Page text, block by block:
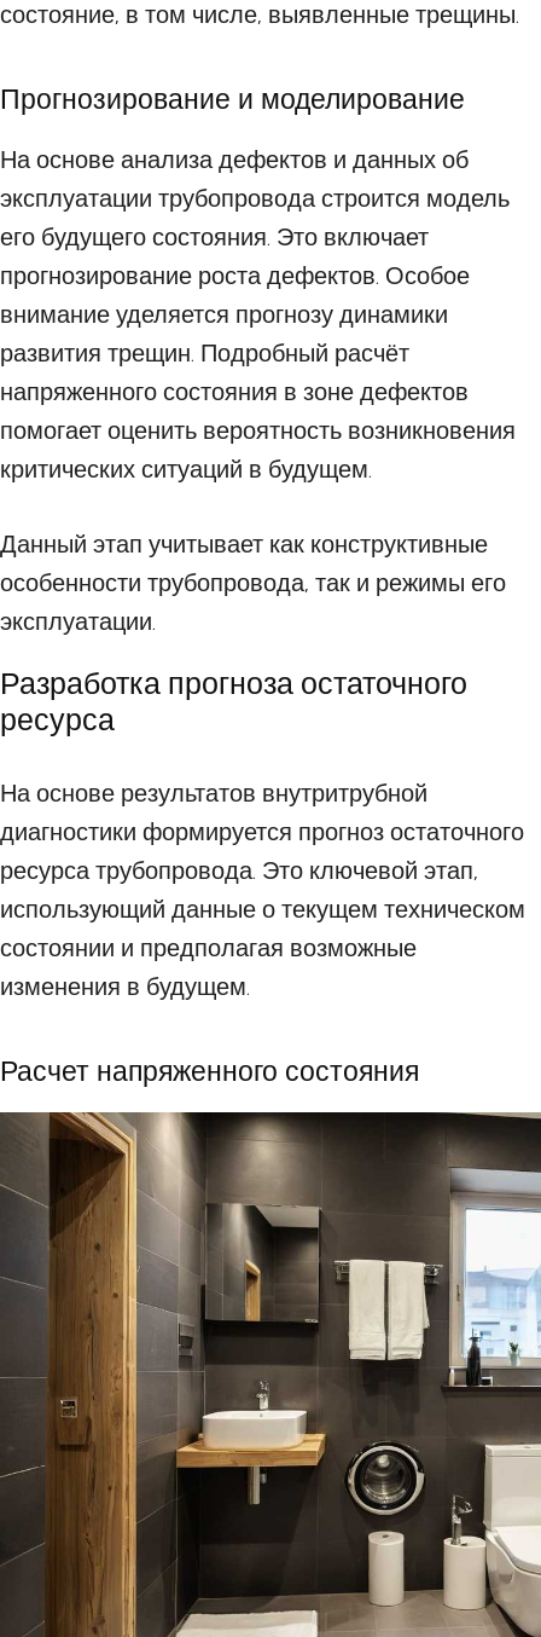
состояние, в том числе, выявленные трещины.
Прогнозирование и моделирование
На основе анализа дефектов и данных об
эксплуатации трубопровода строится модель
его будущего состояния. Это включает
прогнозирование роста дефектов. Особое
внимание уделяется прогнозу динамики
развития трещин. Подробный расчёт
напряженного состояния в зоне дефектов
помогает оценить вероятность возникновения
критических ситуаций в будущем.
Данный этап учитывает как конструктивные
особенности трубопровода, так и режимы его
эксплуатации.
Разработка прогноза остаточного
ресурса
На основе результатов внутритрубной
диагностики формируется прогноз остаточного
ресурса трубопровода. Это ключевой этап,
использующий данные о текущем техническом
состоянии и предполагая возможные
изменения в будущем.
Расчет напряженного состояния